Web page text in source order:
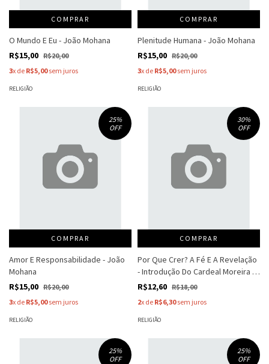
COMPRAR
O Mundo E Eu - João Mohana
R$15,00 R$20,00
3x de R$5,00sem juros
RELIGIÃO
COMPRAR
Plenitude Humana - João Mohana
R$15,00 R$20,00
3x de R$5,00sem juros
RELIGIÃO
25%
OFF
COMPRAR
Amor E Responsabilidade - João
Mohana
R$15,00 R$20,00
3x de R$5,00sem juros
RELIGIÃO
30%
OFF
COMPRAR
Por Que Crer? A Fé E A Revelação
- Introdução Do Cardeal Moreira -
Luiz José De Mesquita
R$12,60 R$18,00
2x de R$6,30sem juros
RELIGIÃO
25%
OFF
25%
OFF